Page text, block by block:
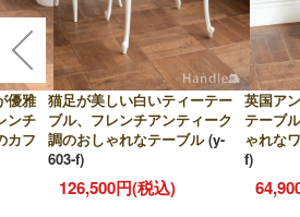
優雅
ンチ
カフ
猫足が美しい白いティーテー
ブル、フレンチアンティーク
調のおしゃれなテーブル (y-
603-f)
126,500円(税込)
英国ア
テーブ
ゃれな
f)